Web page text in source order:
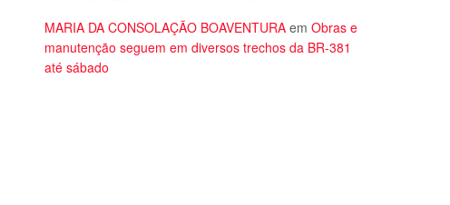
MARIA DA CONSOLAÇÃO BOAVENTURA em Obras e
manutenção seguem em diversos trechos da BR-381
até sábado